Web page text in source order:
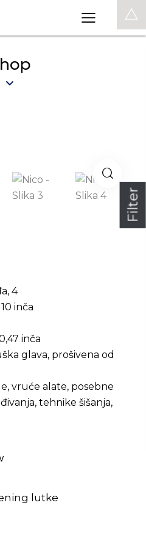
0
Filter
4
inča
inča
glava, prošivena od
vruće alate, posebne
tehnike šišanja,
lutke